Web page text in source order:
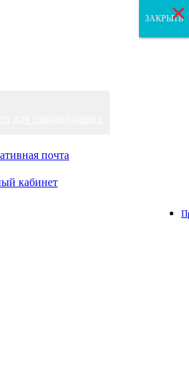
ЗАКРЫТЬ
ЗАКРЫТЬ
ЗАКРЫТЬ
×
×
×